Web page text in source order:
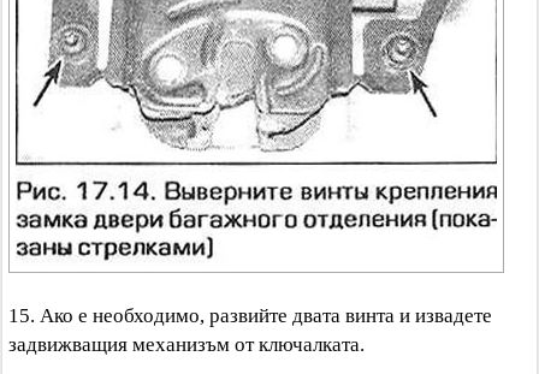
15. Ако е необходимо, развийте двата винта и извадете
задвижващия механизъм от ключалката.